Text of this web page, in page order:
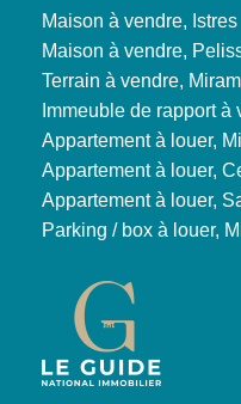
Maison à vendre, Istres
Maison à vendre,
Terrain à vendre,
Immeuble de rapport à
Appartement à louer,
Appartement à louer,
Appartement à louer,
Parking / box à louer,